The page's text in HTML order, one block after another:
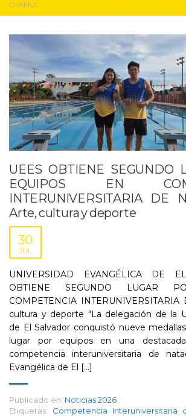
CHAMUL
UEES OBTIENE SEGUNDO
EQUIPOS EN
INTERUNIVERSITARIA DE
Arte, cultura y deporte
30
JUL
UNIVERSIDAD EVANGÉLICA DE
OBTIENE SEGUNDO LUGAR
COMPETENCIA
cultura y deporte "La delegación de la
de El Salvador conquistó nueve
lugar por equipos en una
competencia interuniversitaria de
Evangélica de El [...]
Publicado en: Noticias 2026
Etiquetas:
Competencia Interuniversitaria